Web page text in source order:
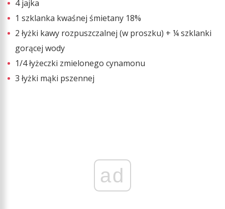
4 jajka
1 szklanka kwaśnej śmietany 18%
2 łyżki kawy rozpuszczalnej (w proszku) + ¼ szklanki
gorącej wody
1/4 łyżeczki zmielonego cynamonu
3 łyżki mąki pszennej
ad